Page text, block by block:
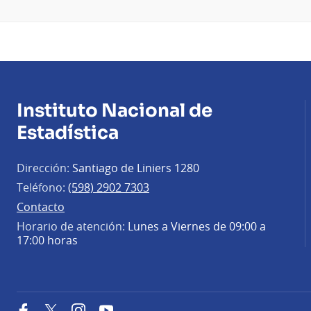
Instituto Nacional de
Estadística
Dirección: Santiago de Liniers 1280
Teléfono: (598) 2902 7303
Contacto
Horario de atención: Lunes a Viernes de 09:00 a
17:00 horas